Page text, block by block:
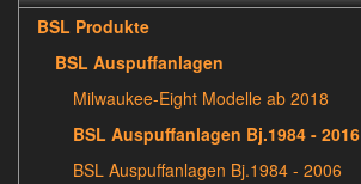
BSL Produkte
BSL Auspuffanlagen
Milwaukee-Eight Modelle ab 2018
BSL Auspuffanlagen Bj.1984 - 2016
BSL Auspuffanlagen Bj.1984 - 2006